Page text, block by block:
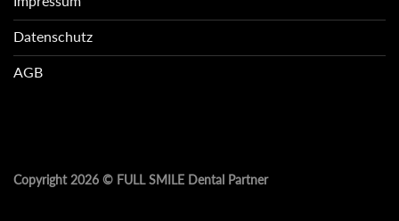
Datenschutz
AGB
Copyright 2026 © FULL SMILE Dental Partner